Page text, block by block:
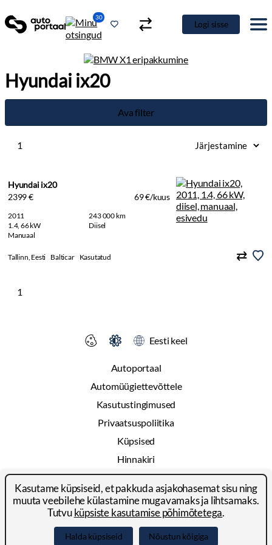
30
Logi sisse
Hyundai ix20
Ava filter
1
Hyundai ix20
2399 €
69 €/kuus
2011
243 000 km
1.4, 66 kW
Diisel
Manuaal
Tallinn, Eesti Balticar Kasutatud
1
Autoportaal
Automüügiettevõttele
Kasutustingimused
Privaatsuspoliitika
Küpsised
Hinnakiri
Reklaam
Kontakt
Eesti keel
Kasutame küpsiseid, et pakkuda asjakohasemat sisu ning
muuta veebilehe külastamine mugavamaks ja lihtsamaks.
Tutvuküpsiste kasutamise põhimõtetega.
Halda küpsiseid Nõustun kõigiga